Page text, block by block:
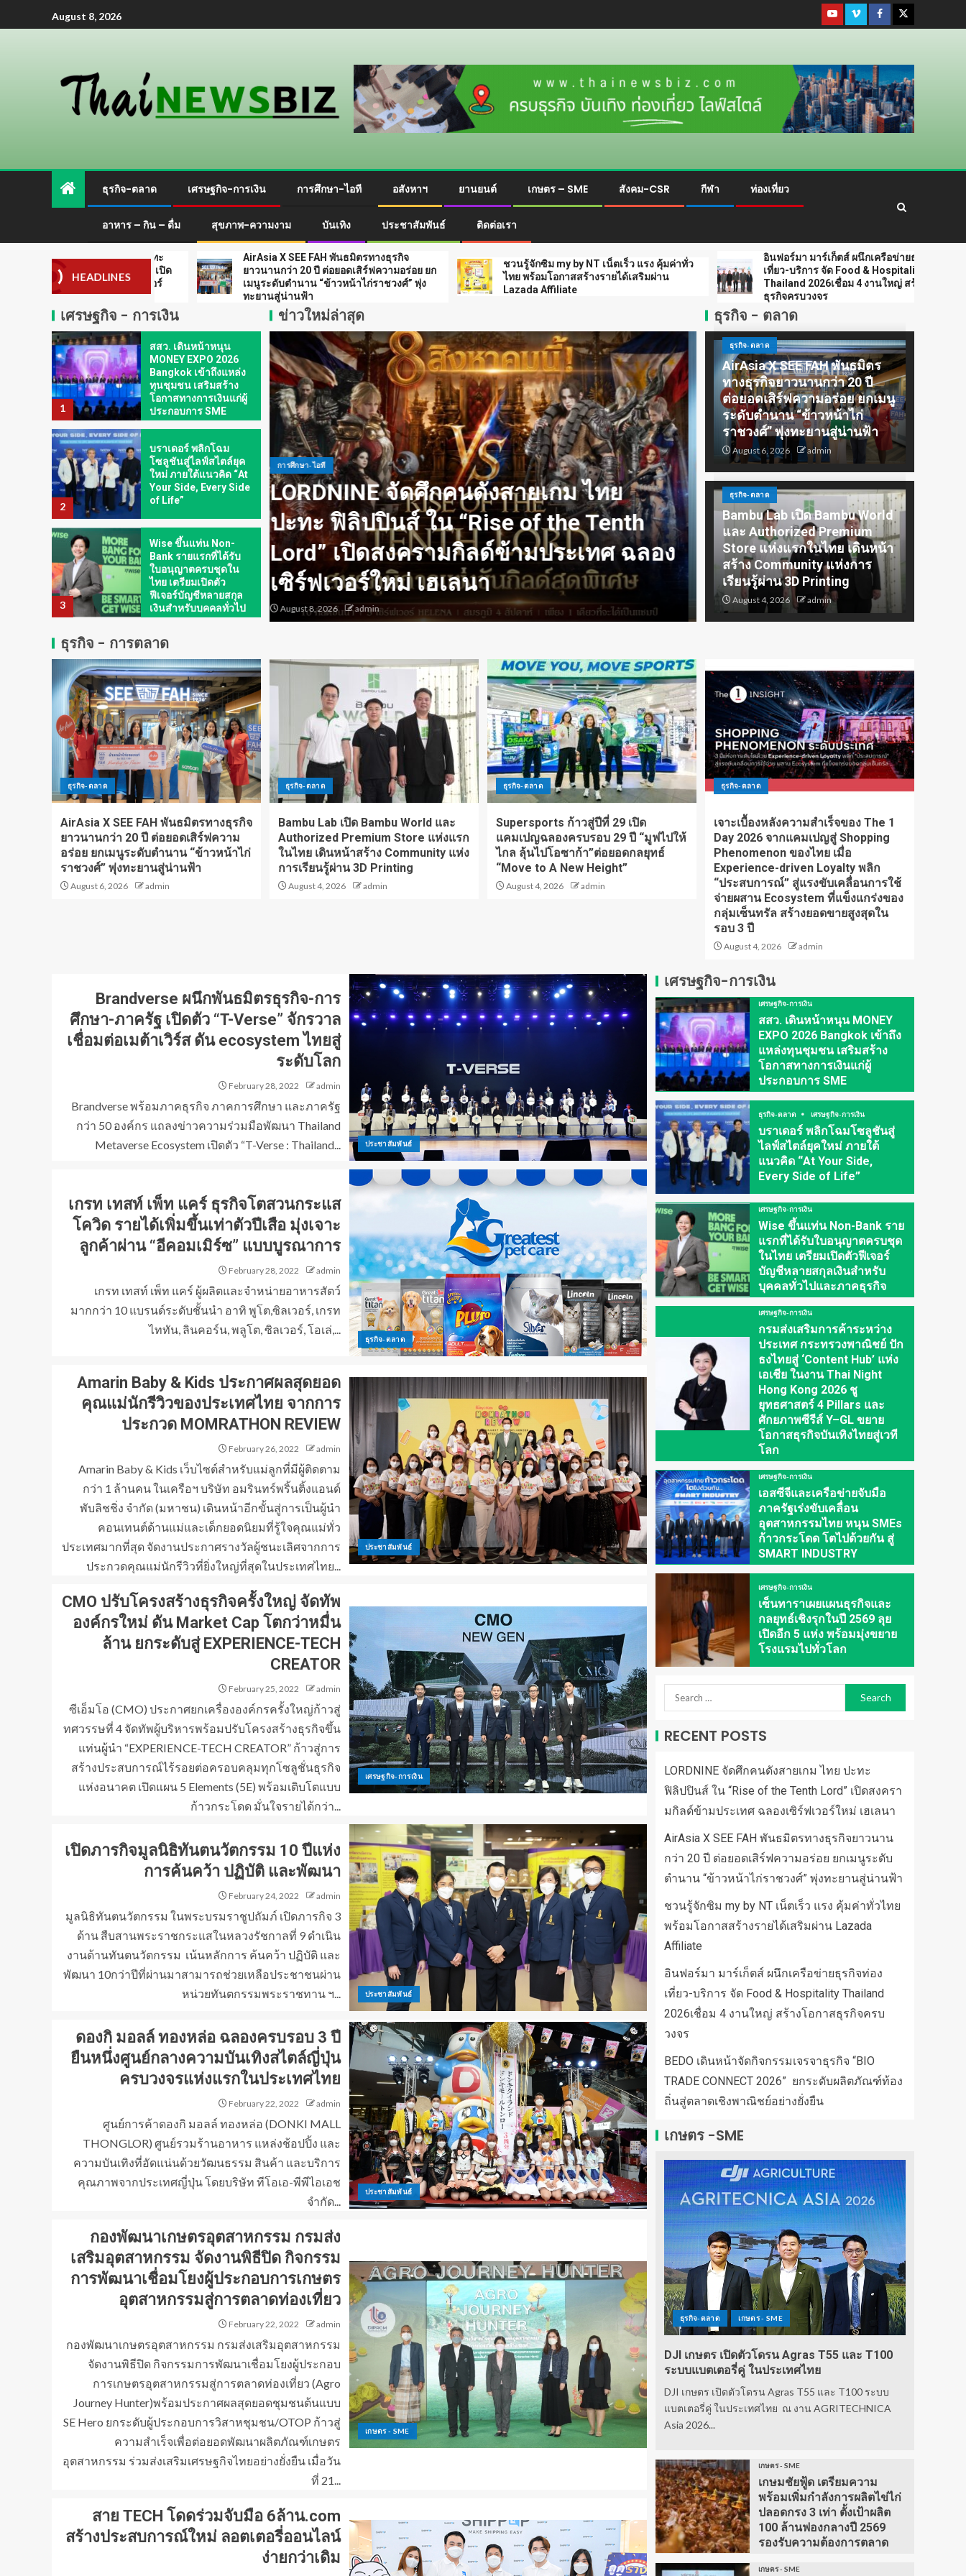
August 8, 2026
ธุรกิจ-ตลาด เศรษฐกิจ-การเงิน การศึกษา-ไอที อสังหาฯ ยานยนต์ เกษตร – SME สังคม-CSR กีฬา ท่องเที่ยว
อาหาร – กิน – ดื่ม สุขภาพ-ความงาม บันเทิง ประชาสัมพันธ์ ติดต่อเรา
HEADLINES
นดังสายเกม ไทย ปะทะ
the Tenth Lord” เปิด
ะเทศ ฉลองเซิร์ฟเวอร์
AirAsia X SEE FAH พันธมิตรทางธุรกิจ
ยาวนานกว่า 20 ปี ต่อยอดเสิร์ฟความอร่อย ยก
เมนูระดับตำนาน “ข้าวหน้าไก่ราชวงศ์” พุ่ง
ทะยานสู่น่านฟ้า
ชวนรู้จักซิม my by NT เน็ตเร็ว แรง คุ้มค่าทั่ว
ไทย พร้อมโอกาสสร้างรายได้เสริมผ่าน
Lazada Affiliate
อินฟอร์มา มาร์เก็ตส์ ผนึกเครือข่ายธุรกิจท่อง
เที่ยว-บริการ จัด Food & Hospitality
Thailand 2026เชื่อม 4 งานใหญ่ สร้างโอกาส
ธุรกิจครบวงจร
เศรษฐกิจ - การเงิน
3
และภาคธุรกิจ
กระทรวงพาณิชย์ ปักธง
ไทยสู่ ‘Content Hub’
แห่งเอเชีย ในงาน Thai
Night Hong Kong
ธุรกิจบันเทิงไทยสู่เวที
5
SMEs ก้าวกระโดด โต
1
MONEY EXPO 2026
Bangkok เข้าถึงแหล่ง
ทุนชุมชน เสริมสร้าง
โอกาสทางการเงินแก่ผู้
ประกอบการ SME
2
บราเดอร์ พลิกโฉม
โซลูชันสู่ไลฟ์สไตล์ยุค
ใหม่ ภายใต้แนวคิด “At
Your Side, Every Side
of Life”
3
Wise ขึ้นแท่น Non-
Bank รายแรกที่ได้รับ
ใบอนุญาตครบชุดใน
ไทย เตรียมเปิดตัว
ฟีเจอร์บัญชีหลายสกุล
และภาคธุรกิจ
4
กรมส่งเสริมการค้า
ระหว่างประเทศ
กระทรวงพาณิชย์ ปักธง
ไทยสู่ ‘Content Hub’
แห่งเอเชีย ในงาน Thai
Night Hong Kong
2026 ชูยุทธศาสตร์ 4
รีส์ Y–GL ขยายโอกาส
ธุรกิจบันเทิงไทยสู่เวที
โลก
เอสซีจีและเครือข่ายจับ
อุตสาหกรรมไทย หนุน
SMEs ก้าวกระโดด โต
ไปด้วยกัน สู่ SMART
INDUSTRY
1
สสว. เดินหน้าหนุน
MONEY EXPO 2026
Bangkok เข้าถึงแหล่ง
ทุนชุมชน เสริมสร้าง
โอกาสทางการเงินแก่ผู้
ประกอบการ SME
บราเดอร์ พลิกโฉม
โซลูชันสู่ไลฟ์สไตล์ยุค
ใหม่ ภายใต้แนวคิด “At
Your Side, Every Side
ฟีเจอร์บัญชีหลายสกุล
เงินสำหรับบุคคลทั่วไป
และภาคธุรกิจ
กรมส่งเสริมการค้า
ระหว่างประเทศ
แห่งเอเชีย ในงาน Thai
Night Hong Kong
2026 ชูยุทธศาสตร์ 4
Pillars และศักยภาพซี
รีส์ Y–GL ขยายโอกาส
ธุรกิจบันเทิงไทยสู่เวที
มือภาครัฐเร่งขับเคลื่อน
INDUSTRY
ข่าวใหม่ล่าสุด
กคนดังสายเกม ไทย
น “Rise of the Tenth
มกิลด์ข้ามประเทศ ฉลอง
ฮเลนา
ธุรกิจ-ตลาด
AirAsia X SEE FAH พันธมิตรทางธุรกิจ
ยาวนานกว่า 20 ปี ต่อยอดเสิร์ฟความ
อร่อย ยกเมนูระดับตำนาน “ข้าวหน้าไก่
ราชวงศ์” พุ่งทะยานสู่น่านฟ้า
August 6, 2026 admin
ประชาสัมพันธ์
ชวนรู้จักซิม my by NT เน็
ทั่วไทย พร้อมโอกาสสร้าง
Lazada Affiliate
August 6, 2026 admin
ธุรกิจ - ตลาด
ธุรกิจ-ตลาด
AirAsia X SEE FAH พันธมิตร
ทางธุรกิจยาวนานกว่า 20 ปี
ต่อยอดเสิร์ฟความอร่อย ยกเมนู
ระดับตำนาน “ข้าวหน้าไก่
ราชวงศ์” พุ่งทะยานสู่น่านฟ้า
August 6, 2026 admin
ธุรกิจ-ตลาด
Bambu Lab เปิด Bambu World
และ Authorized Premium
Store แห่งแรกในไทย เดินหน้า
สร้าง Community แห่งการ
เรียนรู้ผ่าน 3D Printing
August 4, 2026 admin
ธุรกิจ - การตลาด
ธุรกิจ-ตลาด
AirAsia X SEE FAH พันธมิตรทางธุรกิจ
ยาวนานกว่า 20 ปี ต่อยอดเสิร์ฟความ
อร่อย ยกเมนูระดับตำนาน “ข้าวหน้าไก่
ราชวงศ์” พุ่งทะยานสู่น่านฟ้า
August 6, 2026 admin
ธุรกิจ-ตลาด
Bambu Lab เปิด Bambu World และ
Authorized Premium Store แห่งแรก
ในไทย เดินหน้าสร้าง Community แห่ง
การเรียนรู้ผ่าน 3D Printing
August 4, 2026 admin
ธุรกิจ-ตลาด
Supersports ก้าวสู่ปีที่ 29 เปิด
แคมเปญฉลองครบรอบ 29 ปี “มูฟไปให้
ไกล ลุ้นไปโอซาก้า”ต่อยอดกลยุทธ์
“Move to A New Height”
August 4, 2026 admin
ธุรกิจ-ตลาด
เจาะเบื้องหลังความสำเร็จของ The 1
Day 2026 จากแคมเปญสู่ Shopping
Phenomenon ของไทย เมื่อ
Experience-driven Loyalty พลิก
“ประสบการณ์” สู่แรงขับเคลื่อนการใช้
จ่ายผสาน Ecosystem ที่แข็งแกร่งของ
กลุ่มเซ็นทรัล สร้างยอดขายสูงสุดใน
รอบ 3 ปี
August 4, 2026 admin
ประชาสัมพันธ์
Brandverse ผนึกพันธมิตรธุรกิจ-การ
ศึกษา-ภาครัฐ เปิดตัว “T-Verse” จักรวาล
เชื่อมต่อเมต้าเวิร์ส ดัน ecosystem ไทยสู่
ระดับโลก
February 28, 2022 admin
Brandverse พร้อมภาคธุรกิจ ภาคการศึกษา และภาครัฐ
กว่า 50 องค์กร แถลงข่าวความร่วมมือพัฒนา Thailand
Metaverse Ecosystem เปิดตัว “T-Verse : Thailand...
ธุรกิจ-ตลาด
เกรท เทสท์ เพ็ท แคร์ ธุรกิจโตสวนกระแส
โควิด รายได้เพิ่มขึ้นเท่าตัวปีเสือ มุ่งเจาะ
ลูกค้าผ่าน “อีคอมเมิร์ซ” แบบบูรณาการ
February 28, 2022 admin
เกรท เทสท์ เพ็ท แคร์ ผู้ผลิตและจำหน่ายอาหารสัตว์
มากกว่า 10 แบรนด์ระดับชั้นนำ อาทิ พูโต,ซิลเวอร์, เกรท
ไททัน, ลินคอร์น, พลูโต, ซิลเวอร์, โอเล่,...
ประชาสัมพันธ์
Amarin Baby & Kids ประกาศผลสุดยอด
คุณแม่นักรีวิวของประเทศไทย จากการ
ประกวด MOMRATHON REVIEW
February 26, 2022 admin
Amarin Baby & Kids เว็บไซต์สำหรับแม่ลูกที่มีผู้ติดตาม
กว่า 1 ล้านคน ในเครือฯ บริษัท อมรินทร์พริ้นติ้งแอนด์
พับลิชชิ่ง จำกัด (มหาชน) เดินหน้าอีกขั้นสู่การเป็นผู้นำ
คอนเทนต์ด้านแม่และเด็กยอดนิยมที่รู้ใจคุณแม่ทั่ว
ประเทศมากที่สุด จัดงานประกาศรางวัลผู้ชนะเลิศจากการ
ประกวดคุณแม่นักรีวิวที่ยิ่งใหญ่ที่สุดในประเทศไทย...
เศรษฐกิจ-การเงิน
CMO ปรับโครงสร้างธุรกิจครั้งใหญ่ จัดทัพ
องค์กรใหม่ ดัน Market Cap โตกว่าหมื่น
ล้าน ยกระดับสู่ EXPERIENCE-TECH
CREATOR
February 25, 2022 admin
ซีเอ็มโอ (CMO) ประกาศยกเครื่ององค์กรครั้งใหญ่ก้าวสู่
ทศวรรษที่ 4 จัดทัพผู้บริหารพร้อมปรับโครงสร้างธุรกิจขึ้น
แท่นผู้นำ “EXPERIENCE-TECH CREATOR” ก้าวสู่การ
สร้างประสบการณ์ไร้รอยต่อครอบคลุมทุกโซลูชั่นธุรกิจ
แห่งอนาคต เปิดแผน 5 Elements (5E) พร้อมเติบโตแบบ
ก้าวกระโดด มั่นใจรายได้กว่า...
ประชาสัมพันธ์
เปิดภารกิจมูลนิธิทันตนวัตกรรม 10 ปีแห่ง
การค้นคว้า ปฏิบัติ และพัฒนา
February 24, 2022 admin
มูลนิธิทันตนวัตกรรม ในพระบรมราชูปถัมภ์ เปิดภารกิจ 3
ด้าน สืบสานพระราชกระแสในหลวงรัชกาลที่ 9 ดำเนิน
งานด้านทันตนวัตกรรม เน้นหลักการ ค้นคว้า ปฏิบัติ และ
พัฒนา 10กว่าปีที่ผ่านมาสามารถช่วยเหลือประชาชนผ่าน
หน่วยทันตกรรมพระราชทาน ฯ...
ประชาสัมพันธ์
ดองกิ มอลล์ ทองหล่อ ฉลองครบรอบ 3 ปี
ยืนหนึ่งศูนย์กลางความบันเทิงสไตล์ญี่ปุ่น
ครบวงจรแห่งแรกในประเทศไทย
February 22, 2022 admin
ศูนย์การค้าดองกิ มอลล์ ทองหล่อ (DONKI MALL
THONGLOR) ศูนย์รวมร้านอาหาร แหล่งช้อปปิ้ง และ
ความบันเทิงที่อัดแน่นด้วยวัฒนธรรม สินค้า และบริการ
คุณภาพจากประเทศญี่ปุ่น โดยบริษัท ทีโอเอ-พีพีไอเอช
จำกัด...
เกษตร - SME
กองพัฒนาเกษตรอุตสาหกรรม กรมส่ง
เสริมอุตสาหกรรม จัดงานพิธีปิด กิจกรรม
การพัฒนาเชื่อมโยงผู้ประกอบการเกษตร
อุตสาหกรรมสู่การตลาดท่องเที่ยว
February 22, 2022 admin
กองพัฒนาเกษตรอุตสาหกรรม กรมส่งเสริมอุตสาหกรรม
จัดงานพิธีปิด กิจกรรมการพัฒนาเชื่อมโยงผู้ประกอบ
การเกษตรอุตสาหกรรมสู่การตลาดท่องเที่ยว (Agro
Journey Hunter)พร้อมประกาศผลสุดยอดชุมชนต้นแบบ
SE Hero ยกระดับผู้ประกอบการวิสาหชุมชน/OTOP ก้าวสู่
ความสำเร็จเพื่อต่อยอดพัฒนาผลิตภัณฑ์เกษตร
อุตสาหกรรม ร่วมส่งเสริมเศรษฐกิจไทยอย่างยั่งยืน เมื่อวัน
ที่ 21...
สาย TECH โดดร่วมจับมือ 6ล้าน.com
สร้างประสบการณ์ใหม่ ลอตเตอรี่ออนไลน์
ง่ายกว่าเดิม
เศรษฐกิจ-การเงิน
เศรษฐกิจ-การเงิน
สสว. เดินหน้าหนุน MONEY
EXPO 2026 Bangkok เข้าถึง
แหล่งทุนชุมชน เสริมสร้าง
โอกาสทางการเงินแก่ผู้
ประกอบการ SME
ธุรกิจ-ตลาด เศรษฐกิจ-การเงิน
บราเดอร์ พลิกโฉมโซลูชันสู่
ไลฟ์สไตล์ยุคใหม่ ภายใต้
แนวคิด “At Your Side,
Every Side of Life”
เศรษฐกิจ-การเงิน
Wise ขึ้นแท่น Non-Bank ราย
แรกที่ได้รับใบอนุญาตครบชุด
ในไทย เตรียมเปิดตัวฟีเจอร์
บัญชีหลายสกุลเงินสำหรับ
บุคคลทั่วไปและภาคธุรกิจ
เศรษฐกิจ-การเงิน
กรมส่งเสริมการค้าระหว่าง
ประเทศ กระทรวงพาณิชย์ ปัก
ธงไทยสู่ ‘Content Hub’ แห่ง
เอเชีย ในงาน Thai Night
Hong Kong 2026 ชู
ยุทธศาสตร์ 4 Pillars และ
ศักยภาพซีรีส์ Y–GL ขยาย
โอกาสธุรกิจบันเทิงไทยสู่เวที
โลก
เศรษฐกิจ-การเงิน
เอสซีจีและเครือข่ายจับมือ
ภาครัฐเร่งขับเคลื่อน
อุตสาหกรรมไทย หนุน SMEs
ก้าวกระโดด โตไปด้วยกัน สู่
SMART INDUSTRY
เศรษฐกิจ-การเงิน
เซ็นทาราเผยแผนธุรกิจและ
กลยุทธ์เชิงรุกในปี 2569 ลุย
เปิดอีก 5 แห่ง พร้อมมุ่งขยาย
โรงแรมไปทั่วโลก
RECENT POSTS
LORDNINE จัดศึกคนดังสายเกม ไทย ปะทะ
ฟิลิปปินส์ ใน “Rise of the Tenth Lord” เปิดสงครา
มกิลด์ข้ามประเทศ ฉลองเซิร์ฟเวอร์ใหม่ เฮเลนา
AirAsia X SEE FAH พันธมิตรทางธุรกิจยาวนาน
กว่า 20 ปี ต่อยอดเสิร์ฟความอร่อย ยกเมนูระดับ
ตำนาน “ข้าวหน้าไก่ราชวงศ์” พุ่งทะยานสู่น่านฟ้า
ชวนรู้จักซิม my by NT เน็ตเร็ว แรง คุ้มค่าทั่วไทย
พร้อมโอกาสสร้างรายได้เสริมผ่าน Lazada
Affiliate
อินฟอร์มา มาร์เก็ตส์ ผนึกเครือข่ายธุรกิจท่อง
เที่ยว-บริการ จัด Food & Hospitality Thailand
2026เชื่อม 4 งานใหญ่ สร้างโอกาสธุรกิจครบ
วงจร
BEDO เดินหน้าจัดกิจกรรมเจรจาธุรกิจ “BIO
TRADE CONNECT 2026” ยกระดับผลิตภัณฑ์ท้อง
ถิ่นสู่ตลาดเชิงพาณิชย์อย่างยั่งยืน
เกษตร -SME
ธุรกิจ-ตลาด เกษตร - SME
DJI เกษตร เปิดตัวโดรน Agras T55 และ T100
ระบบแบตเตอรี่คู่ ในประเทศไทย
DJI เกษตร เปิดตัวโดรน Agras T55 และ T100 ระบบ
แบตเตอรี่คู่ ในประเทศไทย ณ งาน AGRITECHNICA
Asia 2026...
เกษตร - SME
เกษมชัยฟู้ด เตรียมความ
พร้อมเพิ่มกำลังการผลิตไข่ไก่
ปลอดกรง 3 เท่า ตั้งเป้าผลิต
100 ล้านฟองกลางปี 2569
รองรับความต้องการตลาด
เกษตร - SME